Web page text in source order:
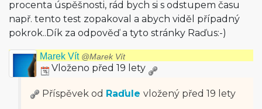
procenta úspěšnosti, rád bych si s odstupem času
např. tento test zopakoval a abych viděl případný
pokrok..Dík za odpověď a tyto stránky Raďus:-)
Marek Vít @Marek Vít
Vloženo před 19 lety
Příspěvek od Raďule vložený před 19 lety